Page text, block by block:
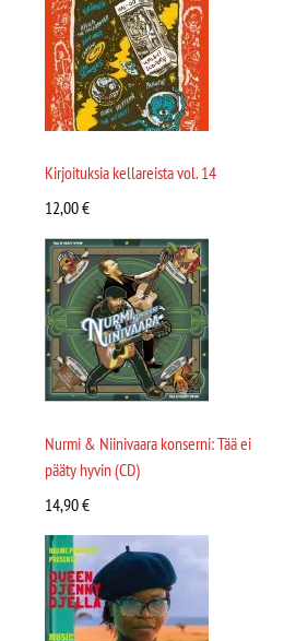
Kirjoituksia kellareista vol. 14
12,00€
Nurmi & Niinivaara konserni: Tää ei
pääty hyvin (CD)
14,90€